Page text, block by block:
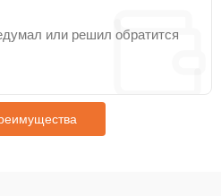
или решил обратится